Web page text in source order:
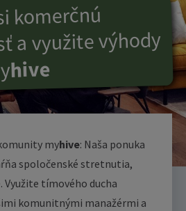
komerčnú
a využite výhody
hive
myhive: Naša ponuka
spoločenské stretnutia,
Využite tímového ducha
komunitnými manažérmi a